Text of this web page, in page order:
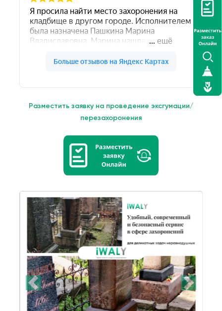
Разместить заявку на проведение эксгумации/
перезахоронения